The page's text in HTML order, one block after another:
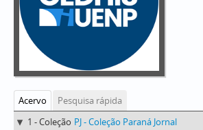
Acervo
Pesquisa rápida
1 - Coleção PJ - Coleção Paraná Jornal